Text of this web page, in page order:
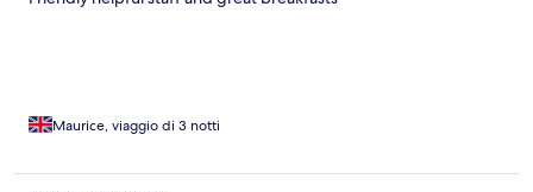
Maurice, viaggio di 3 notti